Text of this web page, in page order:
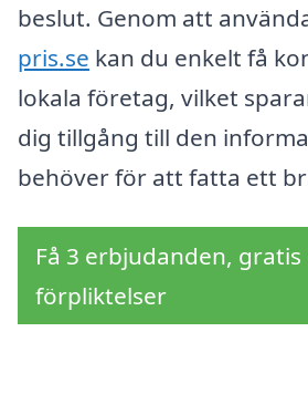
beslut. Genom att
pris.se kan du enkelt få
lokala företag, vilket
dig tillgång till den
behöver för att fatta ett
Få 3 erbjudanden,
förpliktelser